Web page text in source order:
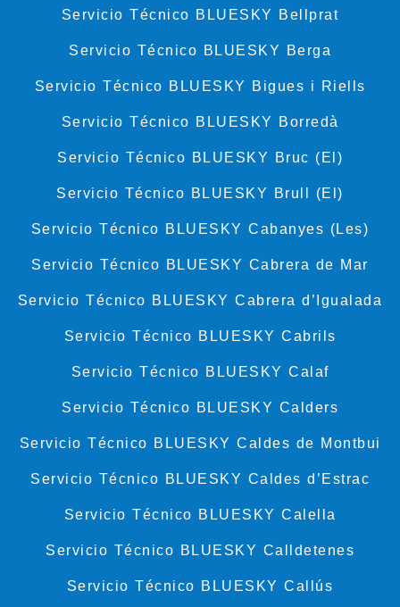
Servicio Técnico BLUESKY Bellprat
Servicio Técnico BLUESKY Berga
Servicio Técnico BLUESKY Bigues i Riells
Servicio Técnico BLUESKY Borredà
Servicio Técnico BLUESKY Bruc (El)
Servicio Técnico BLUESKY Brull (El)
Servicio Técnico BLUESKY Cabanyes (Les)
Servicio Técnico BLUESKY Cabrera de Mar
Servicio Técnico BLUESKY Cabrera d’Igualada
Servicio Técnico BLUESKY Cabrils
Servicio Técnico BLUESKY Calaf
Servicio Técnico BLUESKY Calders
Servicio Técnico BLUESKY Caldes de Montbui
Servicio Técnico BLUESKY Caldes d’Estrac
Servicio Técnico BLUESKY Calella
Servicio Técnico BLUESKY Calldetenes
Servicio Técnico BLUESKY Callús